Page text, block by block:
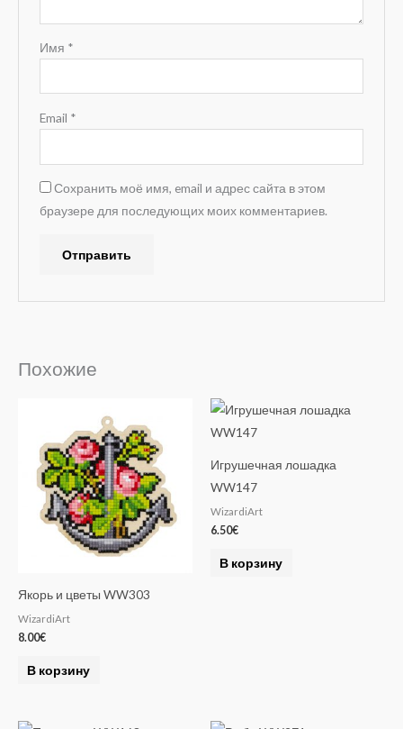
Имя *
Email *
Сохранить моё имя, email и адрес сайта в этом
браузере для последующих моих комментариев.
t
i
v
e
Похожие
Якорь и цветы WW303
WizardiArt
8.00€
В корзину
Игрушечная лошадка
WW147
WizardiArt
6.50€
В корзину